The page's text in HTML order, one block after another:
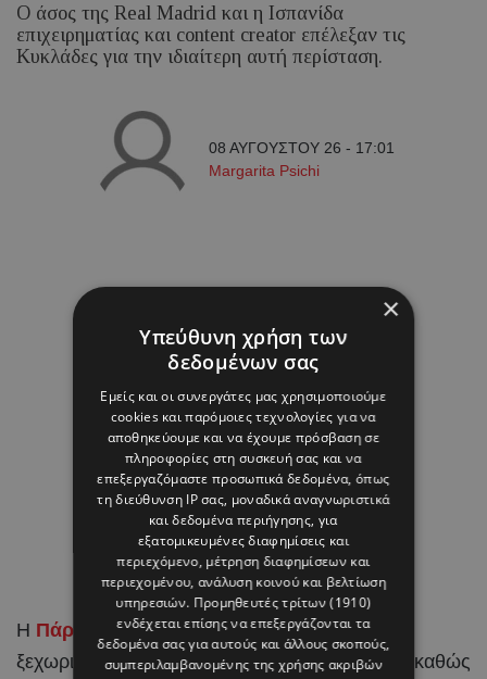
Ο άσος της Real Madrid και η Ισπανίδα
επιχειρηματίας και content creator επέλεξαν τις
Κυκλάδες για την ιδιαίτερη αυτή περίσταση.
08 ΑΥΓΟΥΣΤΟΥ 26 - 17:01
Margarita Psichi
Η Πάρος
έγινε το σκηνικό για μια από τις πιο
ξεχωριστές στιγμές στη ζωή του Brahim Díaz, καθώς
×
Υπεύθυνη χρήση των
δεδομένων σας
Εμείς και οι συνεργάτες μας χρησιμοποιούμε
cookies και παρόμοιες τεχνολογίες για να
αποθηκεύουμε και να έχουμε πρόσβαση σε
πληροφορίες στη συσκευή σας και να
επεξεργαζόμαστε προσωπικά δεδομένα, όπως
τη διεύθυνση IP σας, μοναδικά αναγνωριστικά
και δεδομένα περιήγησης, για
εξατομικευμένες διαφημίσεις και
περιεχόμενο, μέτρηση διαφημίσεων και
περιεχομένου, ανάλυση κοινού και βελτίωση
υπηρεσιών. Προμηθευτές τρίτων (1910)
ενδέχεται επίσης να επεξεργάζονται τα
δεδομένα σας για αυτούς και άλλους σκοπούς,
συμπεριλαμβανομένης της χρήσης ακριβών